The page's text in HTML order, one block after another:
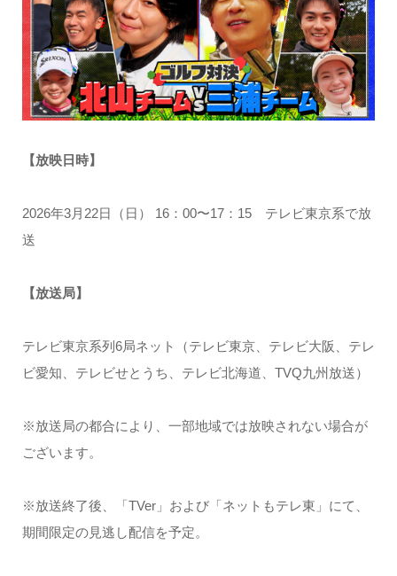
【放映日時】
2026年3月22日（日） 16：00〜17：15 テレビ東京系で放
送
【放送局】
テレビ東京系列6局ネット（テレビ東京、テレビ大阪、テレ
ビ愛知、テレビせとうち、テレビ北海道、TVQ九州放送）
※放送局の都合により、一部地域では放映されない場合が
ございます。
※放送終了後、「TVer」および「ネットもテレ東」にて、
期間限定の見逃し配信を予定。